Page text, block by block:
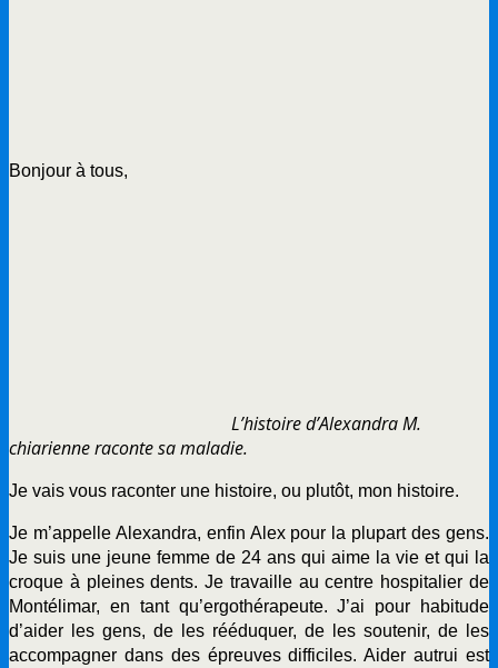
Bonjour à tous,
L’histoire d’Alexandra M.
chiarienne raconte sa maladie.
Je vais vous raconter une histoire, ou plutôt, mon histoire.
Je m’appelle Alexandra, enfin Alex pour la plupart des gens.
Je suis une jeune femme de 24 ans qui aime la vie et qui la
croque à pleines dents. Je travaille au centre hospitalier de
Montélimar, en tant qu’ergothérapeute. J’ai pour habitude
d’aider les gens, de les rééduquer, de les soutenir, de les
accompagner dans des épreuves difficiles. Aider autrui est